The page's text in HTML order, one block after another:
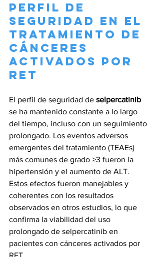
Perfil de
Seguridad en el
Tratamiento de
Cánceres
Activados por
RET
El perfil de seguridad de selpercatinib
se ha mantenido constante a lo largo
del tiempo, incluso con un seguimiento
prolongado. Los eventos adversos
emergentes del tratamiento (TEAEs)
más comunes de grado ≥3 fueron la
hipertensión y el aumento de ALT.
Estos efectos fueron manejables y
coherentes con los resultados
observados en otros estudios, lo que
confirma la viabilidad del uso
prolongado de selpercatinib en
pacientes con cánceres activados por
RET.